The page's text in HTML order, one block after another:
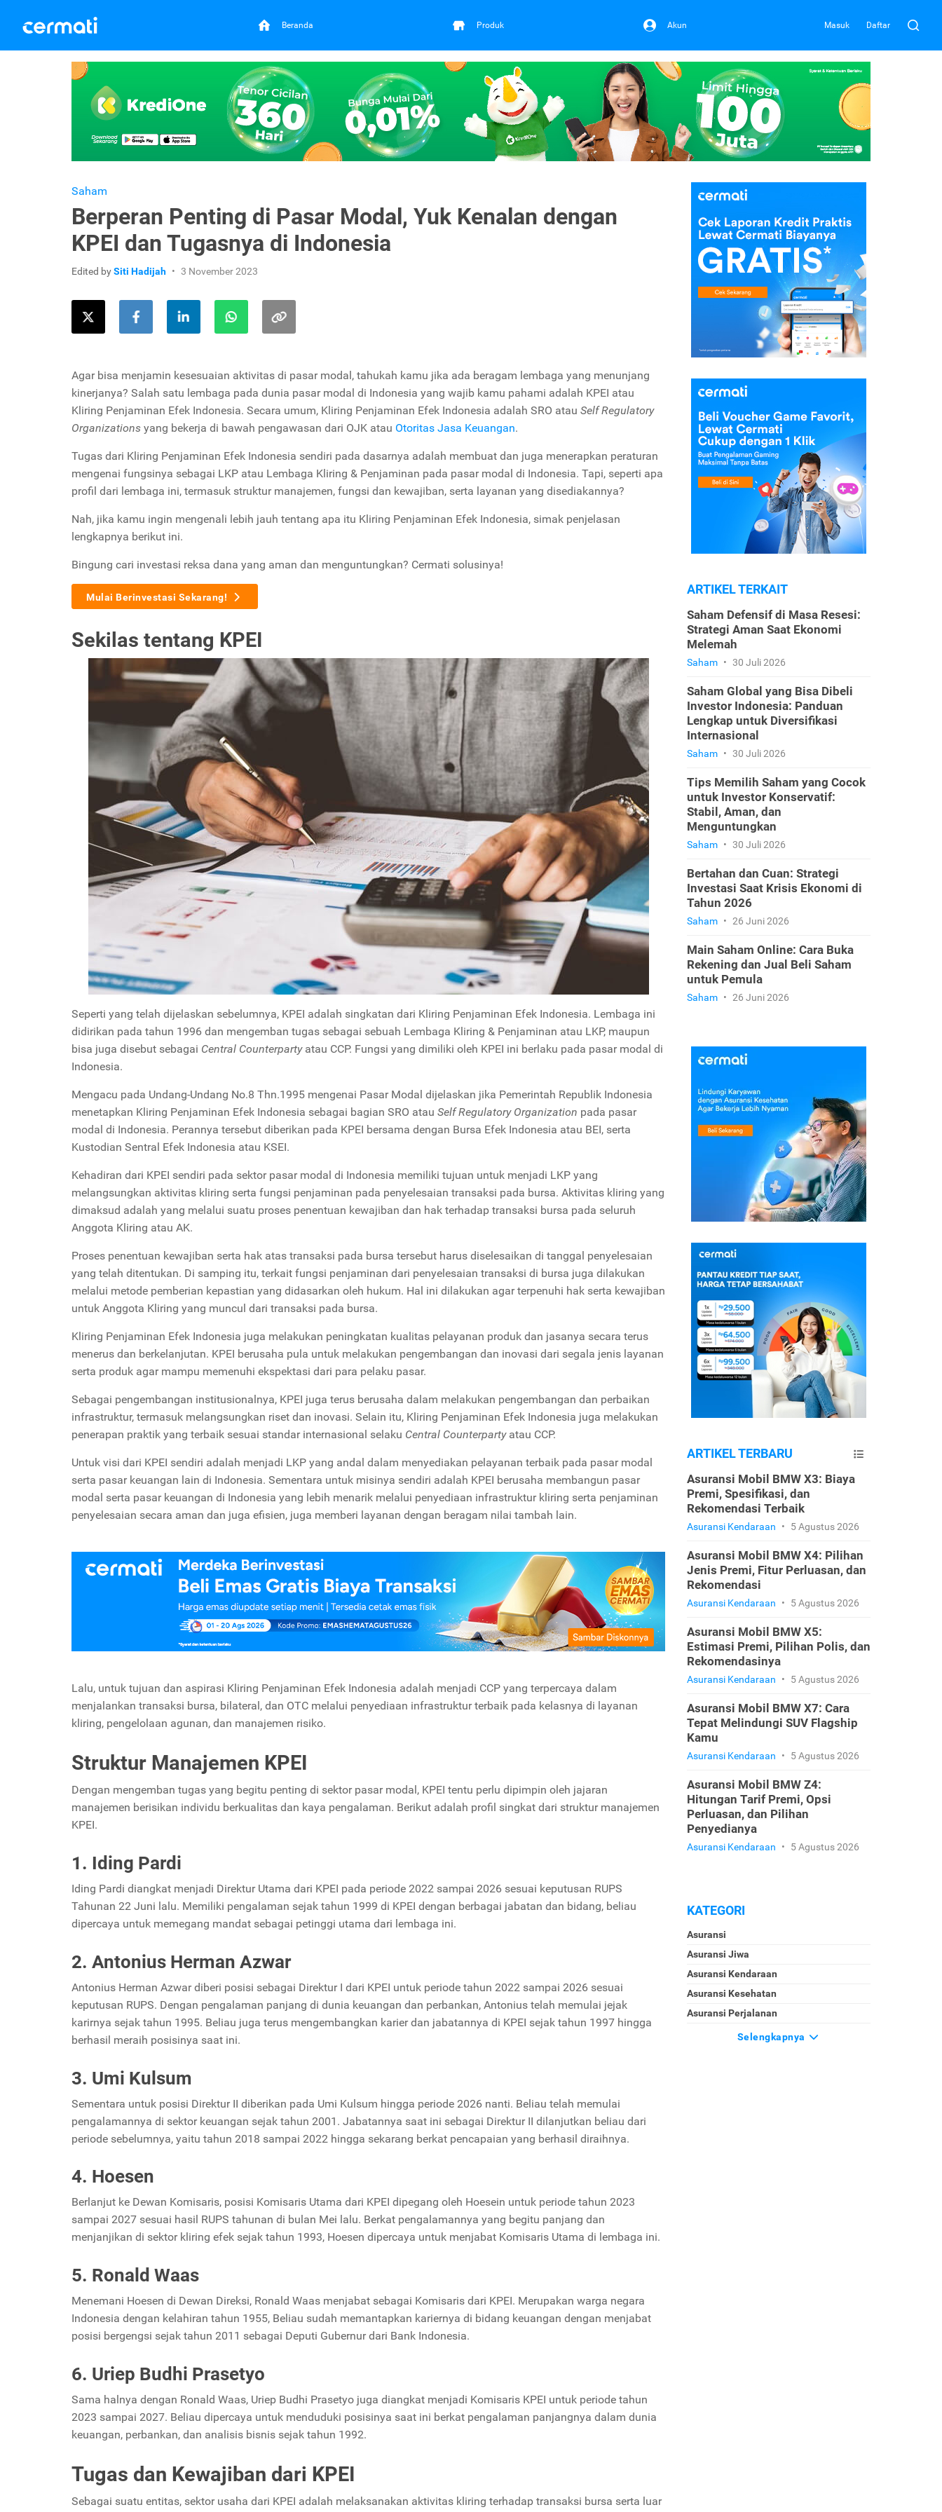
Beranda Produk Akun Masuk Daftar
Saham
Berperan Penting di Pasar Modal, Yuk Kenalan dengan
KPEI dan Tugasnya di Indonesia
Edited bySiti Hadijah 3 November 2023
Agar bisa menjamin kesesuaian aktivitas di pasar modal, tahukah kamu jika ada beragam lembaga yang menunjang
kinerjanya? Salah satu lembaga pada dunia pasar modal di Indonesia yang wajib kamu pahami adalah KPEI atau
Kliring Penjaminan Efek Indonesia. Secara umum, Kliring Penjaminan Efek Indonesia adalah SRO atau Self Regulatory
Organizations yang bekerja di bawah pengawasan dari OJK atau Otoritas Jasa Keuangan.
Tugas dari Kliring Penjaminan Efek Indonesia sendiri pada dasarnya adalah membuat dan juga menerapkan peraturan
mengenai fungsinya sebagai LKP atau Lembaga Kliring & Penjaminan pada pasar modal di Indonesia. Tapi, seperti apa
profil dari lembaga ini, termasuk struktur manajemen, fungsi dan kewajiban, serta layanan yang disediakannya?
Nah, jika kamu ingin mengenali lebih jauh tentang apa itu Kliring Penjaminan Efek Indonesia, simak penjelasan
lengkapnya berikut ini.
Bingung cari investasi reksa dana yang aman dan menguntungkan? Cermati solusinya!
Mulai Berinvestasi Sekarang!
Sekilas tentang KPEI
Seperti yang telah dijelaskan sebelumnya, KPEI adalah singkatan dari Kliring Penjaminan Efek Indonesia. Lembaga ini
didirikan pada tahun 1996 dan mengemban tugas sebagai sebuah Lembaga Kliring & Penjaminan atau LKP, maupun
bisa juga disebut sebagai Central Counterparty atau CCP. Fungsi yang dimiliki oleh KPEI ini berlaku pada pasar modal di
Indonesia.
Mengacu pada Undang-Undang No.8 Thn.1995 mengenai Pasar Modal dijelaskan jika Pemerintah Republik Indonesia
menetapkan Kliring Penjaminan Efek Indonesia sebagai bagian SRO atau Self Regulatory Organization pada pasar
modal di Indonesia. Perannya tersebut diberikan pada KPEI bersama dengan Bursa Efek Indonesia atau BEI, serta
Kustodian Sentral Efek Indonesia atau KSEI.
Kehadiran dari KPEI sendiri pada sektor pasar modal di Indonesia memiliki tujuan untuk menjadi LKP yang
melangsungkan aktivitas kliring serta fungsi penjaminan pada penyelesaian transaksi pada bursa. Aktivitas kliring yang
dimaksud adalah yang melalui suatu proses penentuan kewajiban dan hak terhadap transaksi bursa pada seluruh
Anggota Kliring atau AK.
Proses penentuan kewajiban serta hak atas transaksi pada bursa tersebut harus diselesaikan di tanggal penyelesaian
yang telah ditentukan. Di samping itu, terkait fungsi penjaminan dari penyelesaian transaksi di bursa juga dilakukan
melalui metode pemberian kepastian yang didasarkan oleh hukum. Hal ini dilakukan agar terpenuhi hak serta kewajiban
untuk Anggota Kliring yang muncul dari transaksi pada bursa.
Kliring Penjaminan Efek Indonesia juga melakukan peningkatan kualitas pelayanan produk dan jasanya secara terus
menerus dan berkelanjutan. KPEI berusaha pula untuk melakukan pengembangan dan inovasi dari segala jenis layanan
serta produk agar mampu memenuhi ekspektasi dari para pelaku pasar.
Sebagai pengembangan institusionalnya, KPEI juga terus berusaha dalam melakukan pengembangan dan perbaikan
infrastruktur, termasuk melangsungkan riset dan inovasi. Selain itu, Kliring Penjaminan Efek Indonesia juga melakukan
penerapan praktik yang terbaik sesuai standar internasional selaku Central Counterparty atau CCP.
Untuk visi dari KPEI sendiri adalah menjadi LKP yang andal dalam menyediakan pelayanan terbaik pada pasar modal
serta pasar keuangan lain di Indonesia. Sementara untuk misinya sendiri adalah KPEI berusaha membangun pasar
modal serta pasar keuangan di Indonesia yang lebih menarik melalui penyediaan infrastruktur kliring serta penjaminan
penyelesaian secara aman dan juga efisien, juga memberi layanan dengan beragam nilai tambah lain.
Lalu, untuk tujuan dan aspirasi Kliring Penjaminan Efek Indonesia adalah menjadi CCP yang terpercaya dalam
menjalankan transaksi bursa, bilateral, dan OTC melalui penyediaan infrastruktur terbaik pada kelasnya di layanan
kliring, pengelolaan agunan, dan manajemen risiko.
Struktur Manajemen KPEI
Dengan mengemban tugas yang begitu penting di sektor pasar modal, KPEI tentu perlu dipimpin oleh jajaran
manajemen berisikan individu berkualitas dan kaya pengalaman. Berikut adalah profil singkat dari struktur manajemen
KPEI.
1. Iding Pardi
Iding Pardi diangkat menjadi Direktur Utama dari KPEI pada periode 2022 sampai 2026 sesuai keputusan RUPS
Tahunan 22 Juni lalu. Memiliki pengalaman sejak tahun 1999 di KPEI dengan berbagai jabatan dan bidang, beliau
dipercaya untuk memegang mandat sebagai petinggi utama dari lembaga ini.
2. Antonius Herman Azwar
Antonius Herman Azwar diberi posisi sebagai Direktur I dari KPEI untuk periode tahun 2022 sampai 2026 sesuai
keputusan RUPS. Dengan pengalaman panjang di dunia keuangan dan perbankan, Antonius telah memulai jejak
karirnya sejak tahun 1995. Beliau juga terus mengembangkan karier dan jabatannya di KPEI sejak tahun 1997 hingga
berhasil meraih posisinya saat ini.
3. Umi Kulsum
Sementara untuk posisi Direktur II diberikan pada Umi Kulsum hingga periode 2026 nanti. Beliau telah memulai
pengalamannya di sektor keuangan sejak tahun 2001. Jabatannya saat ini sebagai Direktur II dilanjutkan beliau dari
periode sebelumnya, yaitu tahun 2018 sampai 2022 hingga sekarang berkat pencapaian yang berhasil diraihnya.
4. Hoesen
Berlanjut ke Dewan Komisaris, posisi Komisaris Utama dari KPEI dipegang oleh Hoesein untuk periode tahun 2023
sampai 2027 sesuai hasil RUPS tahunan di bulan Mei lalu. Berkat pengalamannya yang begitu panjang dan
menjanjikan di sektor kliring efek sejak tahun 1993, Hoesen dipercaya untuk menjabat Komisaris Utama di lembaga ini.
5. Ronald Waas
Menemani Hoesen di Dewan Direksi, Ronald Waas menjabat sebagai Komisaris dari KPEI. Merupakan warga negara
Indonesia dengan kelahiran tahun 1955, Beliau sudah memantapkan kariernya di bidang keuangan dengan menjabat
posisi bergengsi sejak tahun 2011 sebagai Deputi Gubernur dari Bank Indonesia.
6. Uriep Budhi Prasetyo
Sama halnya dengan Ronald Waas, Uriep Budhi Prasetyo juga diangkat menjadi Komisaris KPEI untuk periode tahun
2023 sampai 2027. Beliau dipercaya untuk menduduki posisinya saat ini berkat pengalaman panjangnya dalam dunia
keuangan, perbankan, dan analisis bisnis sejak tahun 1992.
Tugas dan Kewajiban dari KPEI
Sebagai suatu entitas, sektor usaha dari KPEI adalah melaksanakan aktivitas kliring terhadap transaksi bursa serta luar
ARTIKEL TERKAIT
Saham Defensif di Masa Resesi:
Strategi Aman Saat Ekonomi
Melemah
Saham • 30 Juli 2026
Saham Global yang Bisa Dibeli
Investor Indonesia: Panduan
Lengkap untuk Diversifikasi
Internasional
Saham • 30 Juli 2026
Tips Memilih Saham yang Cocok
untuk Investor Konservatif:
Stabil, Aman, dan
Menguntungkan
Saham • 30 Juli 2026
Bertahan dan Cuan: Strategi
Investasi Saat Krisis Ekonomi di
Tahun 2026
Saham • 26 Juni 2026
Main Saham Online: Cara Buka
Rekening dan Jual Beli Saham
untuk Pemula
Saham • 26 Juni 2026
ARTIKEL TERBARU
Asuransi Mobil BMW X3: Biaya
Premi, Spesifikasi, dan
Rekomendasi Terbaik
Asuransi Kendaraan • 5 Agustus 2026
Asuransi Mobil BMW X4: Pilihan
Jenis Premi, Fitur Perluasan, dan
Rekomendasi
Asuransi Kendaraan • 5 Agustus 2026
Asuransi Mobil BMW X5:
Estimasi Premi, Pilihan Polis, dan
Rekomendasinya
Asuransi Kendaraan • 5 Agustus 2026
Asuransi Mobil BMW X7: Cara
Tepat Melindungi SUV Flagship
Kamu
Asuransi Kendaraan • 5 Agustus 2026
Asuransi Mobil BMW Z4:
Hitungan Tarif Premi, Opsi
Perluasan, dan Pilihan
Penyedianya
Asuransi Kendaraan • 5 Agustus 2026
KATEGORI
Asuransi
Asuransi Jiwa
Asuransi Kendaraan
Asuransi Kesehatan
Asuransi Perjalanan
Selengkapnya